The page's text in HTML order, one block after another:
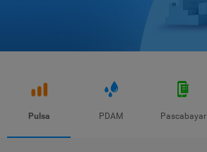
Pulsa PDAM Pascabayar